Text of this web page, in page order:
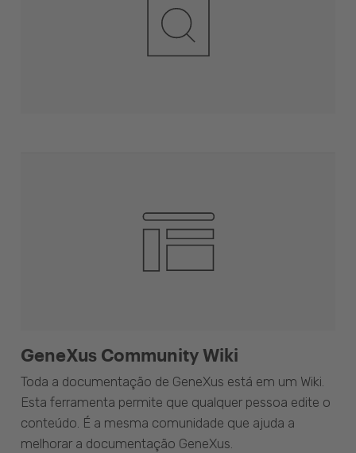
GeneXus Community Wiki
Toda a documentação de GeneXus está em um Wiki.
Esta ferramenta permite que qualquer pessoa edite o
conteúdo. É a mesma comunidade que ajuda a
melhorar a documentação GeneXus.